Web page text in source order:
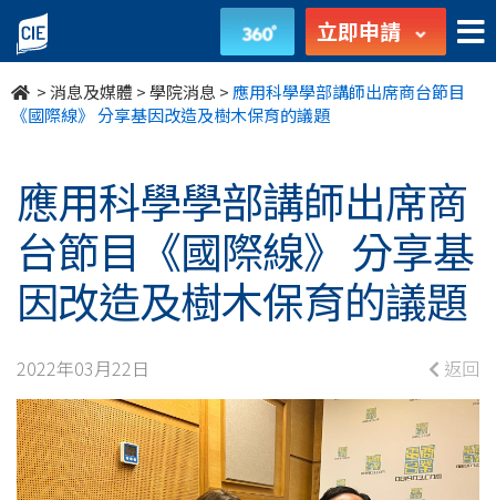
應
用
科
學
部
講
師
出
席
立即申請
>消息及媒體 >學院消息 > 應用科學學部講師出席商台節目
《國際線》 分享基因改造及樹木保育的議題
應用科學學部講師出席商
台節目《國際線》 分享基
因改造及樹木保育的議題
2022年03月22日 返回